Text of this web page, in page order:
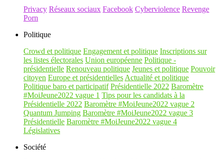
Privacy Réseaux sociaux Facebook Cyberviolence Revenge
Porn
Politique
Crowd et politique Engagement et politique Inscriptions sur
les listes électorales Union européenne Politique -
présidentielle Renouveau politique Jeunes et politique Pouvoir
citoyen Europe et présidentielles Actualité et politique
Politique baro et participatif Présidentielle 2022 Baromètre
#MoiJeune2022 vague 1 Tips pour les candidats à la
Présidentielle 2022 Baromètre #MoiJeune2022 vague 2
Quantum Jumping Baromètre #MoiJeune2022 vague 3
Présidentielle Baromètre #MoiJeune2022 vague 4
Législatives
Société